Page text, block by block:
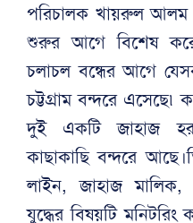
পরিচালক খায়রুল আলম
শুরুর আগে বিশেষ করে
চলাচল বন্ধের আগে
চট্টগ্রাম বন্দরে
দুই একটি জাহাজ
কাছাকাছি বন্দরে
লাইন, জাহাজ মালিক,
যুদ্ধের বিষয়টি